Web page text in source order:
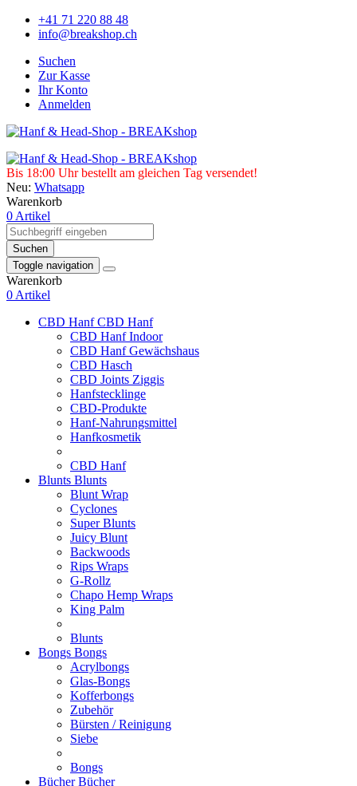
+41 71 220 88 48
info@breakshop.ch
Suchen
Zur Kasse
Ihr Konto
Anmelden
Bis 18:00 Uhr bestellt am gleichen Tag versendet!
Neu: Whatsapp
Warenkorb
0 Artikel
Suchen
Toggle navigation
Warenkorb
0 Artikel
CBD HanfCBD Hanf
CBD Hanf Indoor
CBD Hanf Gewächshaus
CBD Hasch
CBD Joints Ziggis
Hanfstecklinge
CBD-Produkte
Hanf-Nahrungsmittel
Hanfkosmetik
CBD Hanf
Blunts Blunts
Blunt Wrap
Cyclones
Super Blunts
Juicy Blunt
Backwoods
Rips Wraps
G-Rollz
Chapo Hemp Wraps
King Palm
Blunts
Bongs Bongs
Acrylbongs
Glas-Bongs
Kofferbongs
Zubehör
Bürsten / Reinigung
Siebe
Bongs
BücherBücher